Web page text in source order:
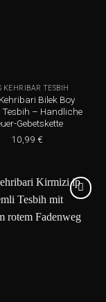
KEHRIBAR TESBIH
Bilek Boy
Tesbih – Handliche
Gebetskette
10,99 €
wishlist